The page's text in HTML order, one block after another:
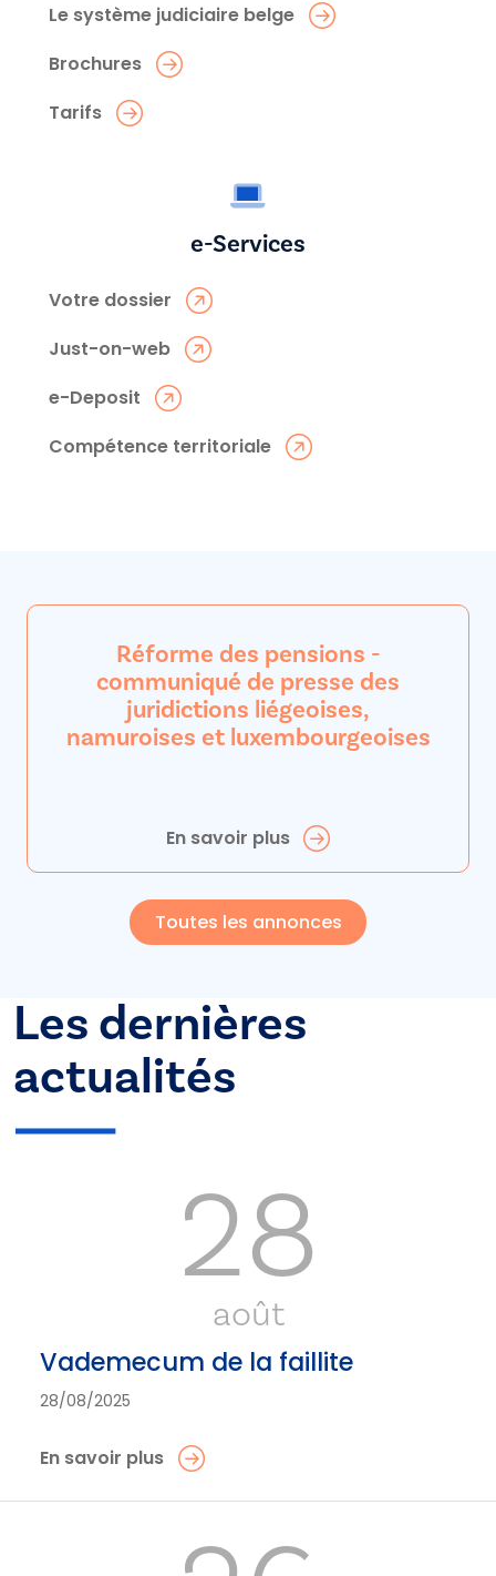
Le système judiciaire belge
Brochures
Tarifs
e-Services
Votre dossier
Just-on-web
e-Deposit
Compétence territoriale
Réforme des pensions -
communiqué de presse des
juridictions liégeoises,
namuroises et luxembourgeoises
En savoir plus
Toutes les annonces
Les dernières
actualités
28
août
Vademecum de la faillite
28/08/2025
En savoir plus